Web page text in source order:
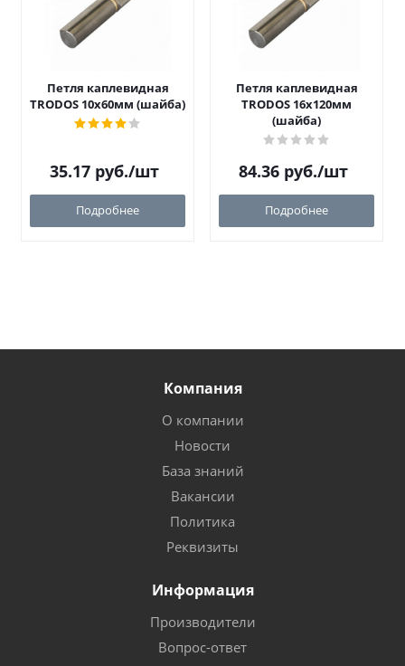
Петля каплевидная
TRODOS 10х60мм (шайба)
35.17 руб./шт
Подробнее
Петля каплевидная
TRODOS 16х120мм
(шайба)
84.36 руб./шт
Подробнее
Компания
О компании
Новости
База знаний
Вакансии
Политика
Реквизиты
Информация
Производители
Вопрос-ответ